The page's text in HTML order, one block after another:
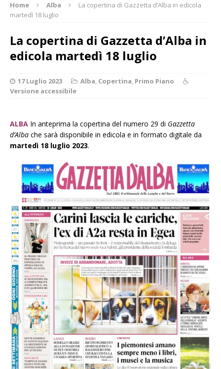
Home Alba
La copertina di Gazzetta d’Alba in edicola
martedì 18 luglio
La copertina di Gazzetta d’Alba in
edicola martedì 18 luglio
17 Luglio 2023 Alba, Copertina, Primo Piano
Versione accessibile
ALBA In anteprima la copertina del numero 29 di Gazzetta
d’Alba che sarà disponibile in edicola e in formato digitale da
martedì 18 luglio 2023.